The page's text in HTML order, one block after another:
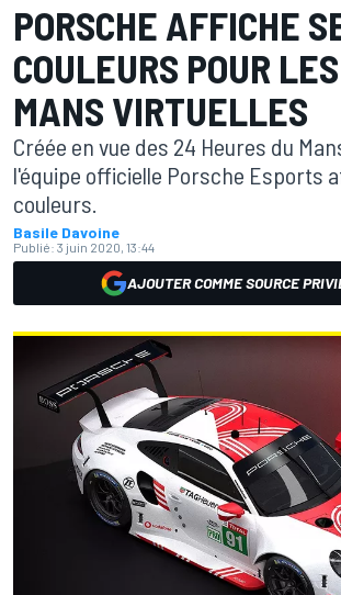
PORSCHE AFFICHE
COULEURS POUR
MANS VIRTUELLES
Créée en vue des 24 Heures du
l'équipe officielle Porsche Esports
couleurs.
Basile Davoine
Publié: 3 juin 2020, 13:44
AJOUTER COMME SOURCE